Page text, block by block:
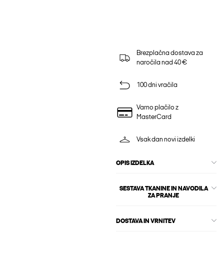
Brezplačna dostava za
naročila nad 40 €
100 dni vračila
Varno plačilo z
MasterCard
Vsak dan novi izdelki
OPIS IZDELKA
SESTAVA TKANINE IN NAVODILA
ZA PRANJE
DOSTAVA IN VRNITEV